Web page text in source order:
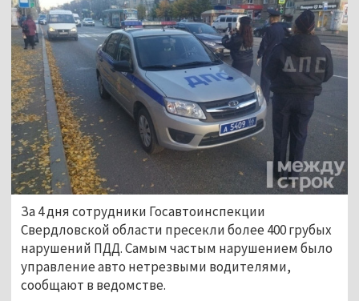
За 4 дня сотрудники Госавтоинспекции
Свердловской области пресекли более 400 грубых
нарушений ПДД. Самым частым нарушением было
управление авто нетрезвыми водителями,
сообщают в ведомстве.